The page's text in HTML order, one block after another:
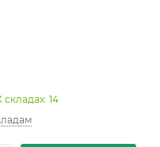
14